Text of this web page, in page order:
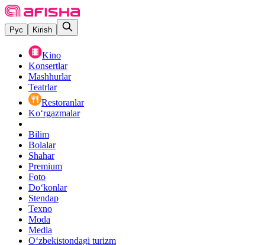
Рус Kirish
Kino
Konsertlar
Mashhurlar
Teatrlar
Restoranlar
Ko‘rgazmalar
Bilim
Bolalar
Shahar
Premium
Foto
Do‘konlar
Stendap
Texno
Moda
Media
O‘zbekistondagi turizm